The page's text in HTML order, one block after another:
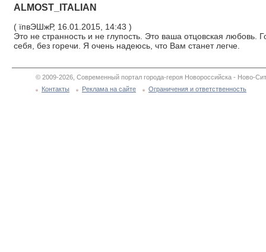
ALMOST_ITALIAN
( їпвЭШжР, 16.01.2015, 14:43 )
Это не странность и не глупость. Это ваша отцовская
себя, без горечи. Я очень надеюсь, что Вам станет легче.
© 2009-2026, Современный портал города-героя Новороссийска - Ново-
Контакты
Реклама на сайте Ограничения и ответственность